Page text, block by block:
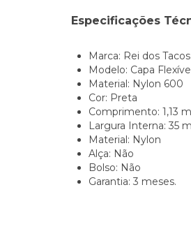
Especificações
Marca: Rei dos Tacos
Modelo: Capa
Material: Nylon 600
Cor: Preta
Comprimento: 1,13 m
Largura Interna: 35
Material: Nylon
Alça: Não
Bolso: Não
Garantia: 3 meses.